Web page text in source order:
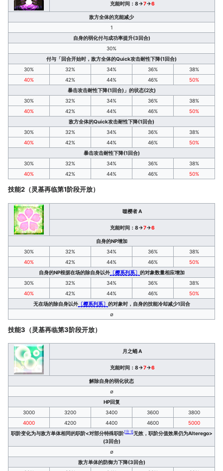
充能时间：8→7→6
敌方全体的充能减少
1
自身的弱化付与成功率提升(3回合)
30%
付与「回合开始时，敌方全体的Quick攻击耐性下降(1回合)
30%
32% 34% 36%
38%
40%
42% 44% 46%
50%
暴击攻击耐性下降(1回合)」的状态(2次)
30%
32% 34% 36%
38%
40%
42% 44% 46%
50%
敌方全体的Quick攻击耐性下降(1回合)
30%
32% 34% 36%
38%
40%
42% 44% 46%
50%
暴击攻击耐性下降(1回合)
30%
32% 34% 36%
38%
40%
42% 44% 46% 50%
技能2（灵基再临第1阶段开放）
噬樱者 A
充能时间：8→7→6
自身的NP增加
30%
32% 34% 36%
38%
40%
42% 44% 46%
50%
自身的NP根据在场的除自身以外〔樱系列系〕 的对象数量相应增加
30%
32% 34% 36%
38%
40%
42% 44% 46%
50%
无在场的除自身以外〔樱系列系〕 的对象时，自身的技能冷却减少1回合
∅
技能3（灵基再临第3阶段开放）
月之蛹 A
充能时间：8→7→6
解除自身的弱化状态
∅
HP回复
3000
3200 3400 3600
3800
4000
4200 4400 4600
5000
职阶变化为与敌方单体相同的职阶<对部分特殊职阶[注 1]无效，职阶分值效果仍为Alterego>
(3回合)
∅
敌方单体的防御力下降(3回合)